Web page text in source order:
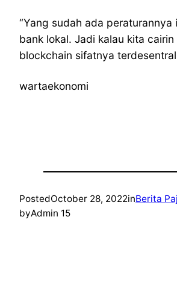
“Yang sudah ada
bank lokal. Jadi kalau kita
blockchain sifatnya
wartaekonomi
PostedOctober 28, 2022inBerita
byAdmin 15